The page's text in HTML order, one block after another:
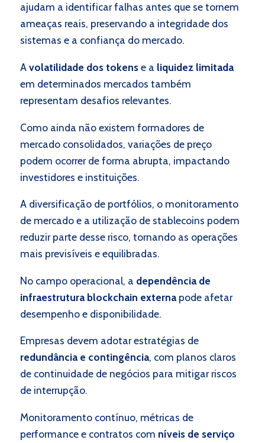
ajudam a identificar falhas antes que se tornem
ameaças reais, preservando a integridade dos
sistemas e a confiança do mercado.
Avolatilidade dos tokense a liquidez limitada
em determinados mercados também
representam desafios relevantes.
Como ainda não existem formadores de
mercado consolidados, variações de preço
podem ocorrer de forma abrupta, impactando
investidores e instituições.
A diversificação de portfólios, o monitoramento
de mercado e a utilização de stablecoins podem
reduzir parte desse risco, tornando as operações
mais previsíveis e equilibradas.
No campo operacional, a dependência de
infraestrutura blockchain externapode afetar
desempenho e disponibilidade.
Empresas devem adotar estratégias de
redundância e contingência, com planos claros
de continuidade de negócios para mitigar riscos
de interrupção.
Monitoramento contínuo, métricas de
performance e contratos com níveis de serviço